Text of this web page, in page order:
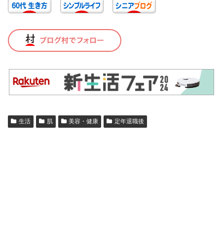
生活 肌 美容・健康 定年退職後